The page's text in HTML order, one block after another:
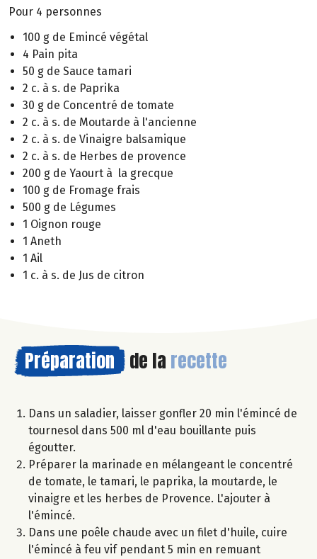
Pour 4 personnes
100 g de Emincé végétal
4 Pain pita
50 g de Sauce tamari
2 c. à s. de Paprika
30 g de Concentré de tomate
2 c. à s. de Moutarde à l'ancienne
2 c. à s. de Vinaigre balsamique
2 c. à s. de Herbes de provence
200 g de Yaourt à la grecque
100 g de Fromage frais
500 g de Légumes
1 Oignon rouge
1 Aneth
1 Ail
1 c. à s. de Jus de citron
Préparation de la recette
Dans un saladier, laisser gonfler 20 min l'émincé de
tournesol dans 500 ml d'eau bouillante puis
égoutter.
Préparer la marinade en mélangeant le concentré
de tomate, le tamari, le paprika, la moutarde, le
vinaigre et les herbes de Provence. L'ajouter à
l'émincé.
Dans une poêle chaude avec un filet d'huile, cuire
l'émincé à feu vif pendant 5 min en remuant